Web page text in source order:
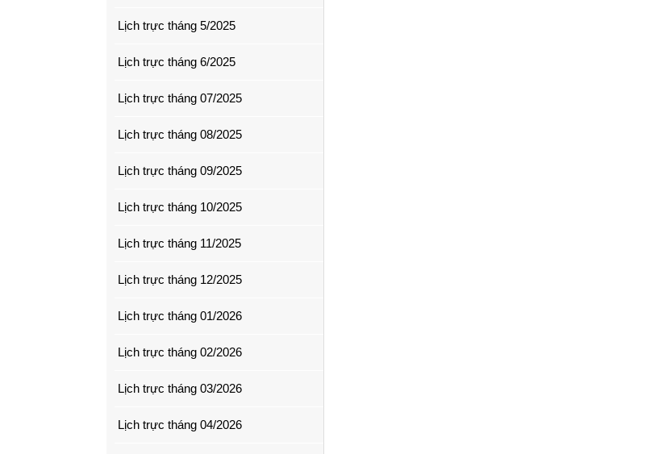
Lịch trực tháng 5/2025
Lịch trực tháng 6/2025
Lịch trực tháng 07/2025
Lịch trực tháng 08/2025
Lịch trực tháng 09/2025
Lịch trực tháng 10/2025
Lịch trực tháng 11/2025
Lịch trực tháng 12/2025
Lịch trực tháng 01/2026
Lịch trực tháng 02/2026
Lịch trực tháng 03/2026
Lịch trực tháng 04/2026